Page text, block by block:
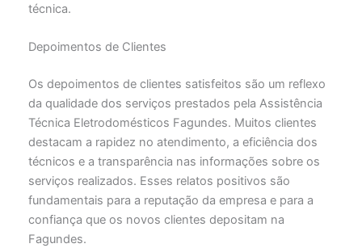
técnica.
Depoimentos de Clientes
Os depoimentos de clientes satisfeitos são um reflexo
da qualidade dos serviços prestados pela Assistência
Técnica Eletrodomésticos Fagundes. Muitos clientes
destacam a rapidez no atendimento, a eficiência dos
técnicos e a transparência nas informações sobre os
serviços realizados. Esses relatos positivos são
fundamentais para a reputação da empresa e para a
confiança que os novos clientes depositam na
Fagundes.